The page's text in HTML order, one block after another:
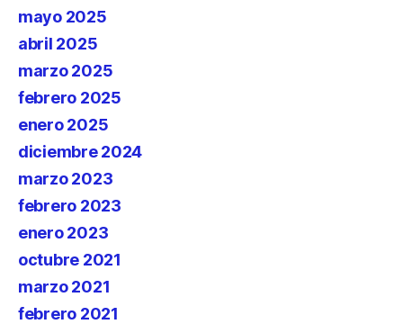
mayo 2025
abril 2025
marzo 2025
febrero 2025
enero 2025
diciembre 2024
marzo 2023
febrero 2023
enero 2023
octubre 2021
marzo 2021
febrero 2021